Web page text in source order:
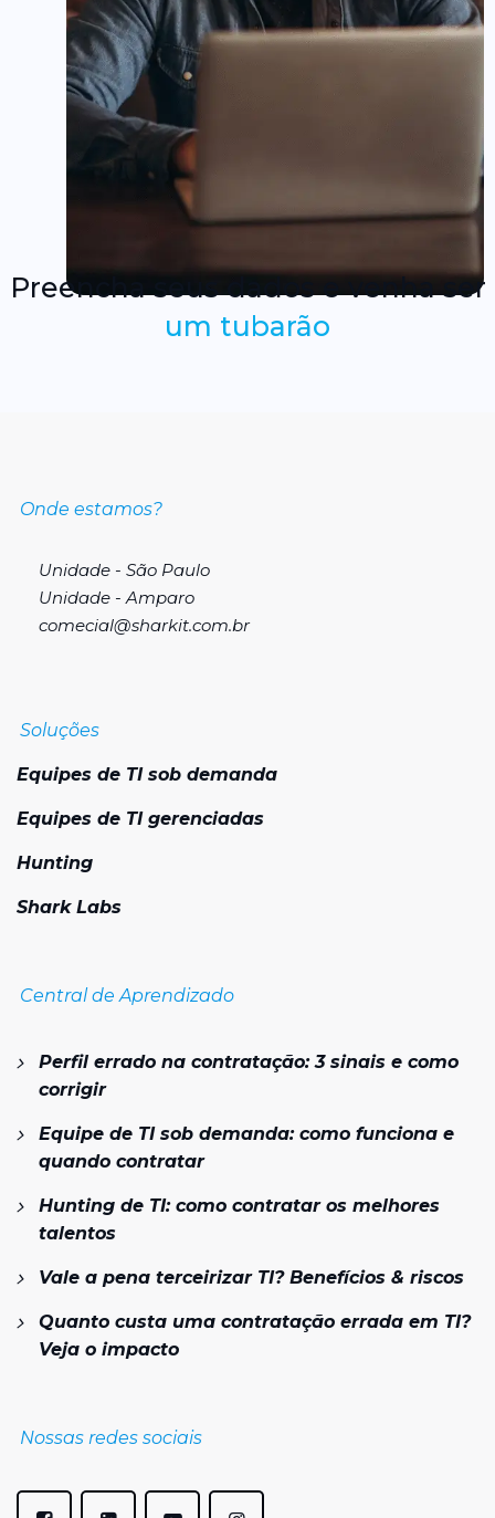
Preencha seus dados e venha ser
um tubarão
Onde estamos?
Unidade - São Paulo
Unidade - Amparo
comecial@sharkit.com.br
Soluções
Equipes de TI sob demanda
Equipes de TI gerenciadas
Hunting
Shark Labs
Central de Aprendizado
Perfil errado na contratação: 3 sinais e como
corrigir
Equipe de TI sob demanda: como funciona e
quando contratar
Hunting de TI: como contratar os melhores
talentos
Vale a pena terceirizar TI? Benefícios & riscos
Quanto custa uma contratação errada em TI?
Veja o impacto
Nossas redes sociais